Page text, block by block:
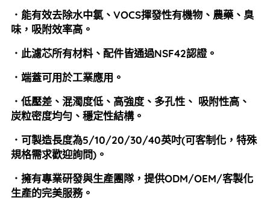
．能有效去除水中氯、VOCS揮發性有機物、農藥、臭
味，吸附效率高。
．此濾芯所有材料、配件皆通過NSF42認證。
．端蓋可用於工業應用。
．低壓差、混濁度低、高強度、多孔性、 吸附性高、
炭粒密度均勻、穩定性結構。
．可製造長度為5/10/20/30/40英吋(可客制化，特殊
規格需求歡迎詢問)。
．擁有專業研發與生產團隊，提供ODM/OEM/客製化
生產的完美服務。